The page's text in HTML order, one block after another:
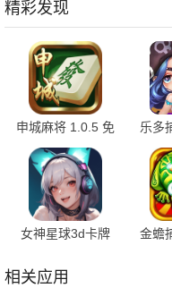
精彩发现
申城麻将 1.0.5 免
费版
乐多
女神星球3d卡牌
金蟾
相关应用